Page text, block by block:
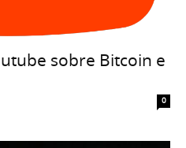
sobre Bitcoin e
0